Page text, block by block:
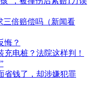
三倍赔偿吗（新闻看
悔？
电桩？法院这样判！
省钱了，却涉嫌犯罪